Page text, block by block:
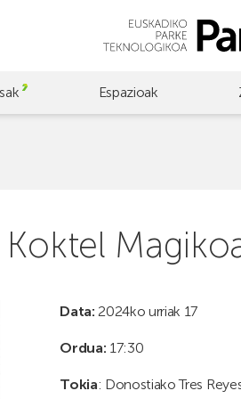
Espazioak
Data:2024ko urriak 17
Ordua: 17:30
Tokia: Donostiako Tres